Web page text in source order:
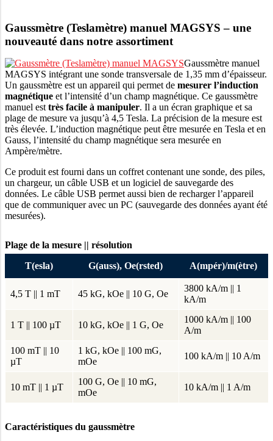
Gaussmètre (Teslamètre) manuel MAGSYS – une
nouveauté dans notre assortiment
Gaussmètre manuel
MAGSYS intégrant une sonde transversale de 1,35 mm d’épaisseur.
Un gaussmètre est un appareil qui permet de mesurer l’induction
magnétique et l’intensité d’un champ magnétique. Ce gaussmètre
manuel est très facile à manipuler. Il a un écran graphique et sa
plage de mesure va jusqu’à 4,5 Tesla. La précision de la mesure est
très élevée. L’induction magnétique peut être mesurée en Tesla et en
Gauss, l’intensité du champ magnétique sera mesurée en
Ampère/mètre.
Ce produit est fourni dans un coffret contenant une sonde, des piles,
un chargeur, un câble USB et un logiciel de sauvegarde des
données. Le câble USB permet aussi bien de recharger l’appareil
que de communiquer avec un PC (sauvegarde des données ayant été
mesurées).
Plage de la mesure || résolution
T(esla)
G(auss), Oe(rsted) A(mpér)/m(ètre)
4,5 T || 1 mT 45 kG, kOe || 10 G, Oe
3800 kA/m || 1
kA/m
1 T || 100 µT 10 kG, kOe || 1 G, Oe
1000 kA/m || 100
A/m
100 mT || 10
µT
1 kG, kOe || 100 mG,
mOe
100 kA/m || 10 A/m
10 mT || 1 µT
100 G, Oe || 10 mG,
mOe
10 kA/m || 1 A/m
Caractéristiques du gaussmètre